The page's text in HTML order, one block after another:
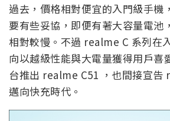
過去，價格相對便宜的入門級手機
要有些妥協，即便有著大容量電池
相對較慢。不過 realme C 系列在
向以越級性能與大電量獲得用戶喜
台推出 realme C51 ，也間接宣告
邁向快充時代。